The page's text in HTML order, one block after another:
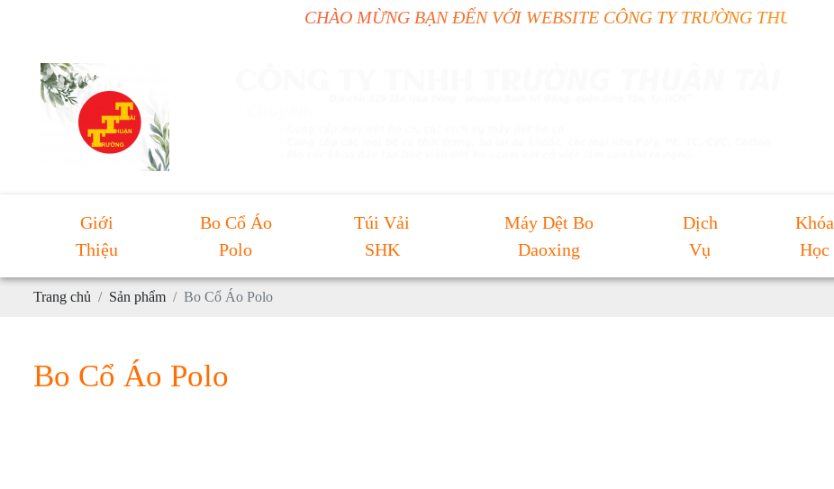
CHÀO MỪNG BẠN ĐẾN VỚI WEBSITE CÔNG TY TRƯỜNG THUẬN TÀI
Giới
Thiệu
Bo Cổ Áo
Polo
Túi Vải
SHK
Máy Dệt Bo
Daoxing
Dịch
Vụ
Khóa
Học
Trang chủ Sản phẩm Bo Cổ Áo Polo
Bo Cổ Áo Polo